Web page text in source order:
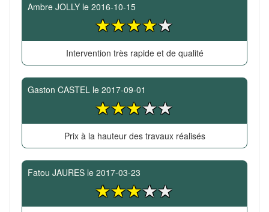
Ambre JOLLY le 2016-10-15
Intervention très rapide et de qualité
Gaston CASTEL le 2017-09-01
Prix à la hauteur des travaux réalisés
Fatou JAURES le 2017-03-23